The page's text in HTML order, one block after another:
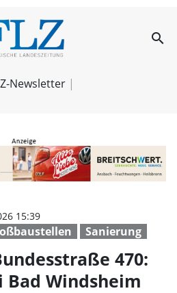
Stau auf der search
Newsletter
Sanierung
15:39
470:
Windsheim